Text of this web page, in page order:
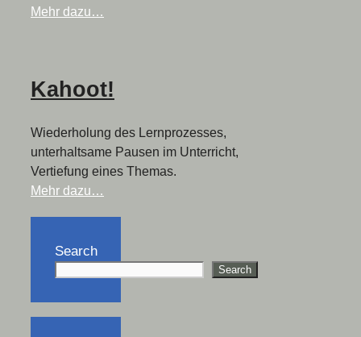
Mehr dazu…
Kahoot!
Wiederholung des Lernprozesses,
unterhaltsame Pausen im Unterricht,
Vertiefung eines Themas.
Mehr dazu…
Search
Search